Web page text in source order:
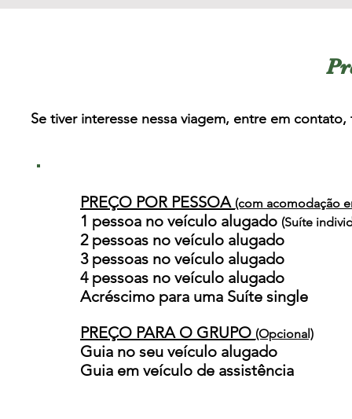
Se tiver interesse nessa viagem, entre em contato,
PREÇO POR PESSOA (com acomodação
1 pessoa no veículo alugado (Suíte
2 pessoas no
3 pessoas no
4 pessoas no
Acréscimo para
PREÇO PARA O GRUPO (Opcional)
Guia no seu veículo
Guia em veículo